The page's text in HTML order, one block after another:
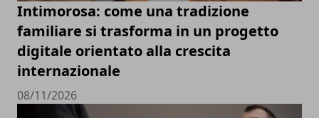
Intimorosa: come una tradizione
familiare si trasforma in un progetto
digitale orientato alla crescita
internazionale
08/11/2026